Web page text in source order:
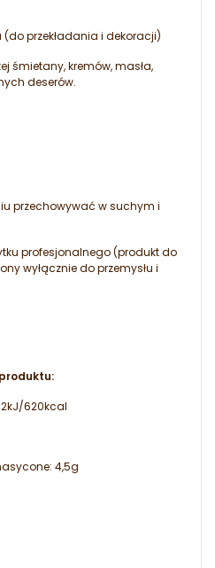
(do przekładania i dekoracji)
śmietany, kremów, masła,
deserów.
przechowywać w suchym i
profesjonalnego (produkt do
wyłącznie do przemysłu i
620kcal
4,5g